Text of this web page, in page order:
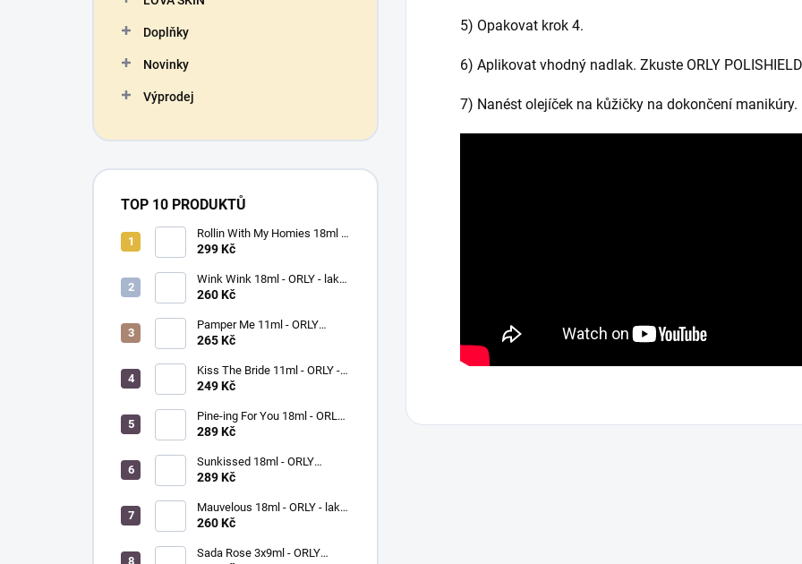
Doplňky
Novinky
Výprodej
TOP 10 PRODUKTŮ
Rollin With My Homies 18ml -
ORLY - lak na nehty
299 Kč
Wink Wink 18ml - ORLY - lak
na nehty
260 Kč
Pamper Me 11ml - ORLY
BREATHABLE - ošetřující lak
265 Kč
Kiss The Bride 11ml - ORLY -
lak na nehty
249 Kč
Pine-ing For You 18ml - ORLY
BREATHABLE - ošetřující
289 Kč
Sunkissed 18ml - ORLY
BREATHABLE - ošetřující
289 Kč
Mauvelous 18ml - ORLY - lak
na nehty
260 Kč
Sada Rose 3x9ml - ORLY
5) Opakovat krok 4.
6) Aplikovat vhodný nadlak. Zkuste ORLY
7) Nanést olejíček na kůžičky na dokončení manikúry.